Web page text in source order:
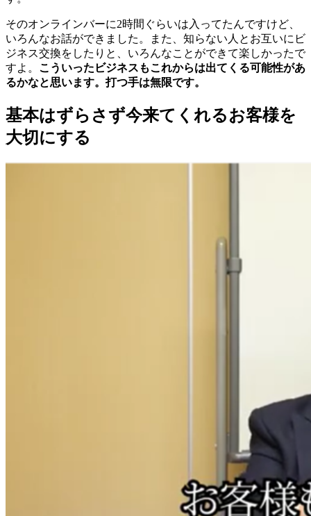
そのオンラインバーに2時間ぐらいは入ってたんですけど、
いろんなお話ができました。また、知らない人とお互いにビ
ジネス交換をしたりと、いろんなことができて楽しかったで
すよ。 こういったビジネスもこれからは出てくる可能性があ
るかなと思います。打つ手は無限です。
基本はずらさず今来てくれるお客様を
大切にする